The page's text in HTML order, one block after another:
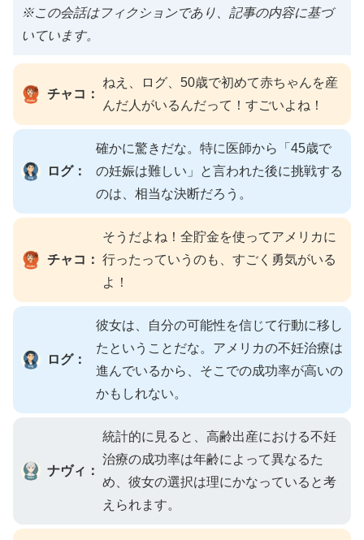
※この会話はフィクションであり、記事の内容に基づ
いています。
チャコ：
ねえ、ログ、50歳で初めて赤ちゃんを産
んだ人がいるんだって！すごいよね！
ログ：
確かに驚きだな。特に医師から「45歳で
の妊娠は難しい」と言われた後に挑戦する
のは、相当な決断だろう。
チャコ：
そうだよね！全貯金を使ってアメリカに
行ったっていうのも、すごく勇気がいる
よ！
ログ：
彼女は、自分の可能性を信じて行動に移し
たということだな。アメリカの不妊治療は
進んでいるから、そこでの成功率が高いの
かもしれない。
ナヴィ：
統計的に見ると、高齢出産における不妊
治療の成功率は年齢によって異なるた
め、彼女の選択は理にかなっていると考
えられます。